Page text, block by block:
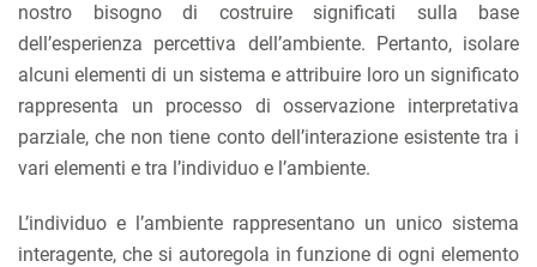
nostro bisogno di costruire significati sulla base
dell’esperienza percettiva dell’ambiente. Pertanto, isolare
alcuni elementi di un sistema e attribuire loro un significato
rappresenta un processo di osservazione interpretativa
parziale, che non tiene conto dell’interazione esistente tra i
vari elementi e tra l’individuo e l’ambiente.
L’individuo e l’ambiente rappresentano un unico sistema
interagente, che si autoregola in funzione di ogni elemento